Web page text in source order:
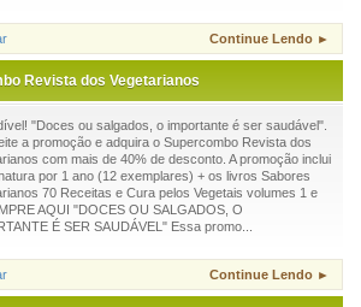
Continue Lendo ►
Revista dos Vegetarianos
"Doces ou salgados, o importante é ser saudável".
a promoção e adquira o Supercombo Revista dos
com mais de 40% de desconto. A promoção inclui
por 1 ano (12 exemplares) + os livros Sabores
70 Receitas e Cura pelos Vegetais volumes 1 e
AQUI "DOCES OU SALGADOS, O
É SER SAUDÁVEL" Essa promo...
Continue Lendo ►